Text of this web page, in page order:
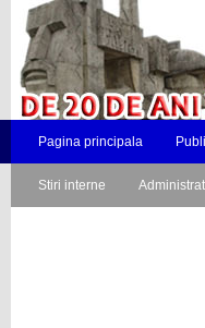
Pagina principala
Stiri interne